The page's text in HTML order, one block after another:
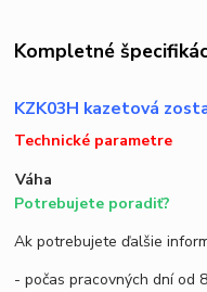
Kompletné
KZK03H kazetová
Technické parametre
Váha
Potrebujete poradiť?
Ak potrebujete ďalšie
- počas pracovných dní od